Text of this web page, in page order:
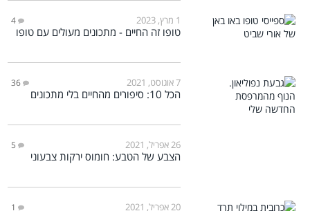
1 מרץ, 2023 4
טופו זה החיים - מתכונים מעולים עם טופו
7 אוגוסט, 2021 36
הכל 10: סיפורים מהחיים בלי מתכונים
26 אפריל, 2021 5
הצבע של הטבע: חומוס ירקות צבעוני
20 אפריל, 2021 1